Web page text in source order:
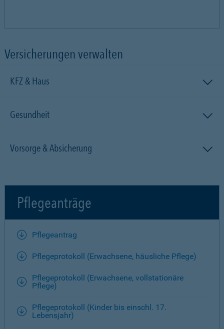
Versicherungen verwalten
KFZ & Haus
Gesundheit
Vorsorge & Absicherung
Pflegeanträge
Pflegeantrag
Pflegeprotokoll (Erwachsene, häusliche Pflege)
Pflegeprotokoll (Erwachsene, vollstationäre
Pflege)
Pflegeprotokoll (Kinder bis einschl. 17.
Lebensjahr)